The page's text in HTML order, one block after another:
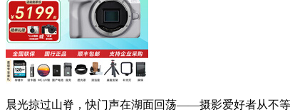
晨光掠过山脊，快门声在湖面回荡——摄影爱好者从不